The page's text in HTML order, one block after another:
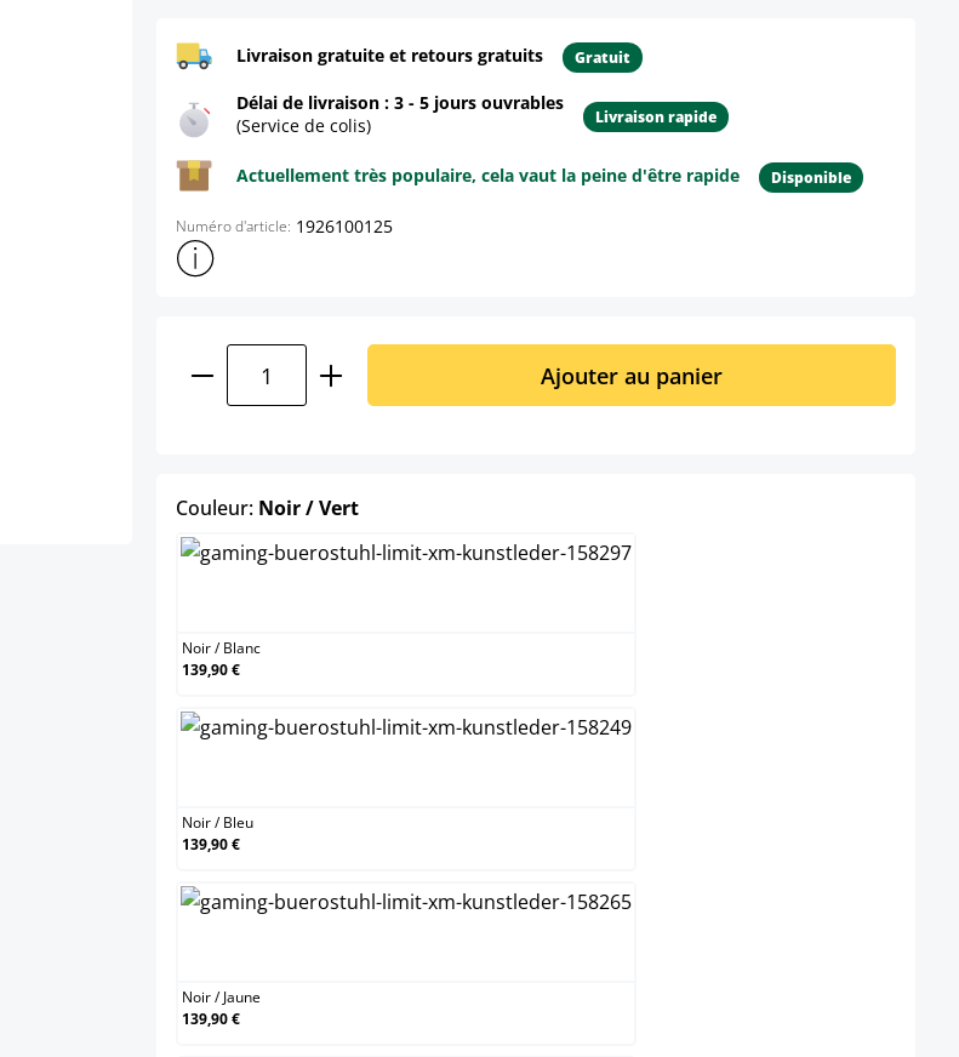
Livraison gratuite et retours gratuits Gratuit
Délai de livraison : 3 - 5 jours ouvrables
(Service de colis)
Livraison rapide
Actuellement très populaire, cela vaut la peine d'être rapide Disponible
Numéro d'article: 1926100125
Afficher plus d'informations sur le produit
Quantité de produit : Entrez la quantité souhaitée ou
Ajouter au panier
Couleur: Noir / Vertselect
Noir/Blanc
139,90 €
Noir/Bleu
139,90 €
Noir/Jaune
139,90 €